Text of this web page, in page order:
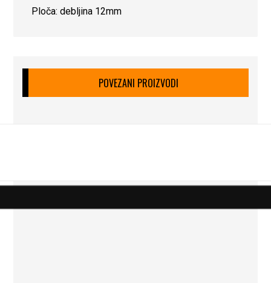
Ploča: debljina 12mm
POVEZANI PROIZVODI